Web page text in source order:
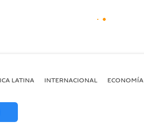
LATINA INTERNACIONAL ECONOMÍA